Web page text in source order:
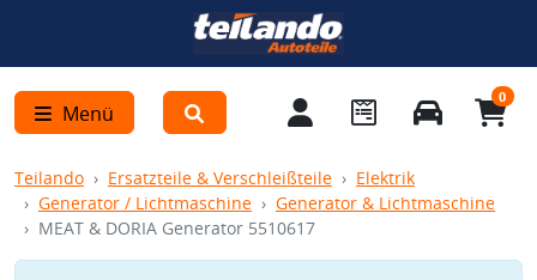
Menü
0
Teilando Ersatzteile & Verschleißteile
Elektrik
Generator / Lichtmaschine
Generator & Lichtmaschine
MEAT & DORIA Generator 5510617